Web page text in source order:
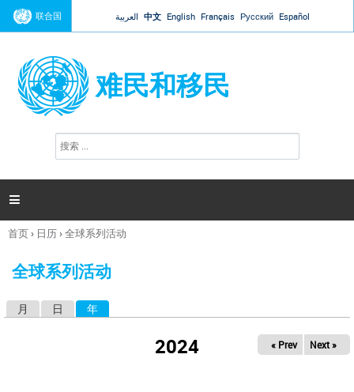
Jump to navigation
联合国 العربية 中文 English Français Русский Español
难民和移民
搜
索

你
这
首页› 日历›全球系列活动
全球系列活动
月 日 年
2024 « Prev Next »